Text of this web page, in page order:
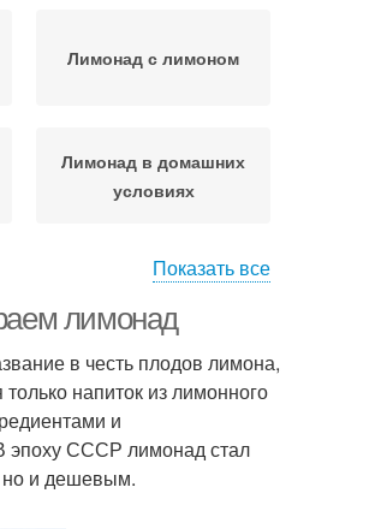
Лимонад с лимоном
Лимонад в домашних
условиях
Диетический лимонад
Показать все
лимонад
в честь плодов лимона,
напиток из лимонного
и
эпоху СССР лимонад стал
но и дешевым.